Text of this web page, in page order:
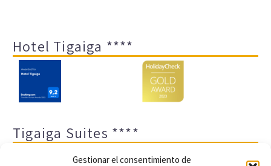
Gestionar el consentimiento de
Hotel Tigaiga ****
Tigaiga Suites ****